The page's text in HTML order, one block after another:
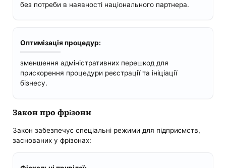
без потреби в наявності національного партнера.
Оптимізація процедур:
зменшення адміністративних перешкод для
прискорення процедури реєстрації та ініціації
бізнесу.
Закон про фрізони
Закон забезпечує спеціальні режими для підприємств,
заснованих у фрізонах: